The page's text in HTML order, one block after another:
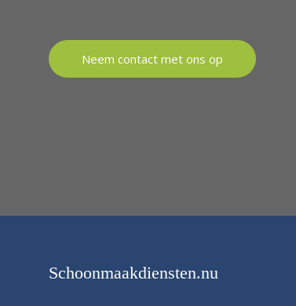
Neem contact met ons op
Schoonmaakdiensten.nu